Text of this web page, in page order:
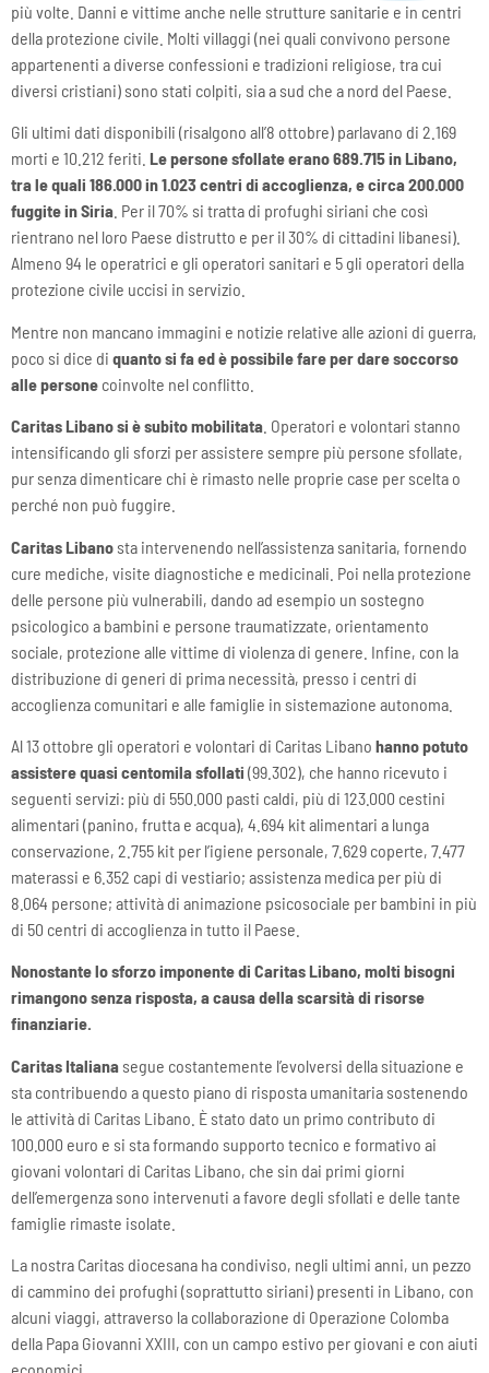
più volte. Danni e vittime anche nelle strutture sanitarie e in centri
della protezione civile. Molti villaggi (nei quali convivono persone
appartenenti a diverse confessioni e tradizioni religiose, tra cui
diversi cristiani) sono stati colpiti, sia a sud che a nord del Paese.
Gli ultimi dati disponibili (risalgono all’8 ottobre) parlavano di 2.169
morti e 10.212 feriti. Le persone sfollate erano 689.715 in Libano,
tra le quali 186.000 in 1.023 centri di accoglienza, e circa 200.000
fuggite in Siria . Per il 70% si tratta di profughi siriani che così
rientrano nel loro Paese distrutto e per il 30% di cittadini libanesi).
Almeno 94 le operatrici e gli operatori sanitari e 5 gli operatori della
protezione civile uccisi in servizio.
Mentre non mancano immagini e notizie relative alle azioni di guerra,
poco si dice di quanto si fa ed è possibile fare per dare soccorso
alle persone coinvolte nel conflitto.
Caritas Libano si è subito mobilitata . Operatori e volontari stanno
intensificando gli sforzi per assistere sempre più persone sfollate,
pur senza dimenticare chi è rimasto nelle proprie case per scelta o
perché non può fuggire.
Caritas Libano sta intervenendo nell’assistenza sanitaria, fornendo
cure mediche, visite diagnostiche e medicinali. Poi nella protezione
delle persone più vulnerabili, dando ad esempio un sostegno
psicologico a bambini e persone traumatizzate, orientamento
sociale, protezione alle vittime di violenza di genere. Infine, con la
distribuzione di generi di prima necessità, presso i centri di
accoglienza comunitari e alle famiglie in sistemazione autonoma.
Al 13 ottobre gli operatori e volontari di Caritas Libano hanno potuto
assistere quasi centomila sfollati (99.302), che hanno ricevuto i
seguenti servizi: più di 550.000 pasti caldi, più di 123.000 cestini
alimentari (panino, frutta e acqua), 4.694 kit alimentari a lunga
conservazione, 2.755 kit per l’igiene personale, 7.629 coperte, 7.477
materassi e 6.352 capi di vestiario; assistenza medica per più di
8.064 persone; attività di animazione psicosociale per bambini in più
di 50 centri di accoglienza in tutto il Paese.
Nonostante lo sforzo imponente di Caritas Libano, molti bisogni
rimangono senza risposta, a causa della scarsità di risorse
finanziarie.
Caritas Italiana segue costantemente l’evolversi della situazione e
sta contribuendo a questo piano di risposta umanitaria sostenendo
le attività di Caritas Libano. È stato dato un primo contributo di
100.000 euro e si sta formando supporto tecnico e formativo ai
giovani volontari di Caritas Libano, che sin dai primi giorni
dell’emergenza sono intervenuti a favore degli sfollati e delle tante
famiglie rimaste isolate.
La nostra Caritas diocesana ha condiviso, negli ultimi anni, un pezzo
di cammino dei profughi (soprattutto siriani) presenti in Libano, con
alcuni viaggi, attraverso la collaborazione di Operazione Colomba
della Papa Giovanni XXIII, con un campo estivo per giovani e con aiuti